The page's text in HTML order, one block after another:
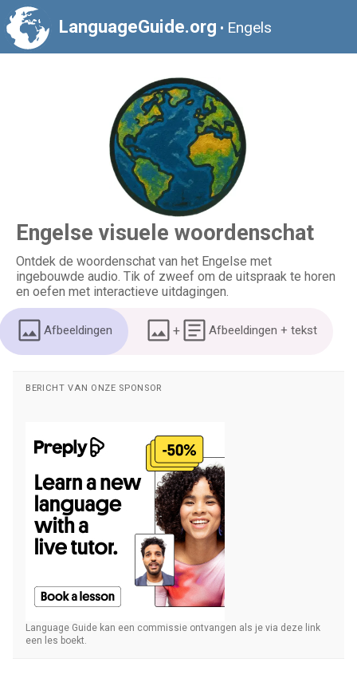
LanguageGuide.org • Engels
Engelse visuele woordenschat
Ontdek de woordenschat van het Engelse met
ingebouwde audio. Tik of zweef om de uitspraak te horen
en oefen met interactieve uitdagingen.
Afbeeldingen + Afbeeldingen + tekst
BERICHT VAN ONZE SPONSOR
Language Guide kan een commissie ontvangen als je via deze link
een les boekt.